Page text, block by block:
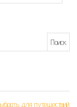
для путешествий